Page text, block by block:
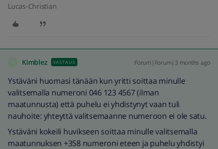
Lucas-Christian
Kimblez VASTAUS Forum|Forum|3 months ago
Ystäväni huomasi tänään kun yritti soittaa minulle
valitsemalla numeroni 046 123 4567 (ilman
maatunnusta) että puhelu ei yhdistynyt vaan tuli
nauhoite: yhteyttä valitsemaanne numeroon ei ole satu.
Ystäväni kokeili huvikseen soittaa minulle valitsemalla
maatunnuksen +358 numeroni eteen ja puhelu yhdistyi